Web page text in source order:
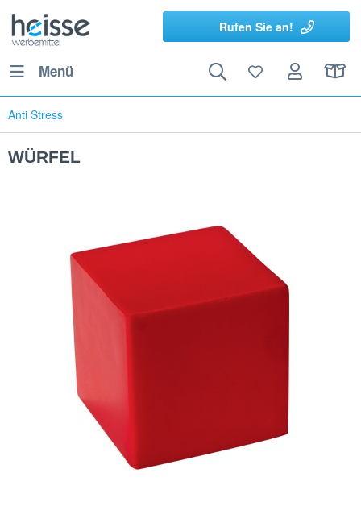
Rufen Sie an!
Menü
Anti Stress
WÜRFEL